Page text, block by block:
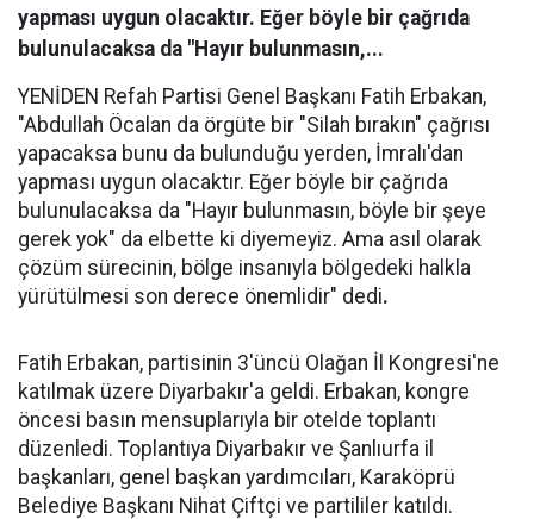
yapması uygun olacaktır. Eğer böyle bir çağrıda
bulunulacaksa da "Hayır bulunmasın,...
YENİDEN Refah Partisi Genel Başkanı Fatih Erbakan,
"Abdullah Öcalan da örgüte bir "Silah bırakın" çağrısı
yapacaksa bunu da bulunduğu yerden, İmralı'dan
yapması uygun olacaktır. Eğer böyle bir çağrıda
bulunulacaksa da "Hayır bulunmasın, böyle bir şeye
gerek yok" da elbette ki diyemeyiz. Ama asıl olarak
çözüm sürecinin, bölge insanıyla bölgedeki halkla
yürütülmesi son derece önemlidir" dedi.
Fatih Erbakan, partisinin 3'üncü Olağan İl Kongresi'ne
katılmak üzere Diyarbakır'a geldi. Erbakan, kongre
öncesi basın mensuplarıyla bir otelde toplantı
düzenledi. Toplantıya Diyarbakır ve Şanlıurfa il
başkanları, genel başkan yardımcıları, Karaköprü
Belediye Başkanı Nihat Çiftçi ve partililer katıldı.